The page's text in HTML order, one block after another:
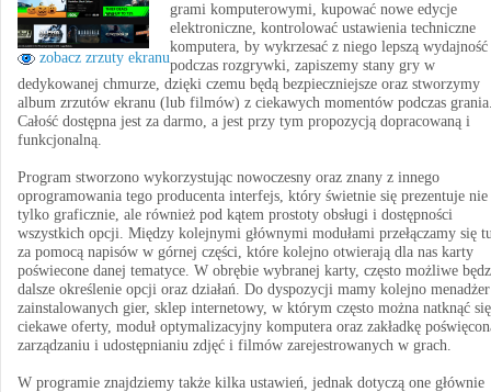
zobacz zrzuty ekranu
grami komputerowymi, kupować nowe edycje
elektroniczne, kontrolować ustawienia techniczne
komputera, by wykrzesać z niego lepszą wydajność
podczas rozgrywki, zapiszemy stany gry w
dedykowanej chmurze, dzięki czemu będą bezpieczniejsze oraz stworzymy
album zrzutów ekranu (lub filmów) z ciekawych momentów podczas
Całość dostępna jest za darmo, a jest przy tym propozycją dopracowaną i
funkcjonalną.
Program stworzono wykorzystując nowoczesny oraz znany z innego
oprogramowania tego producenta interfejs, który świetnie się prezentuje nie
tylko graficznie, ale również pod kątem prostoty obsługi i dostępności
wszystkich opcji. Między kolejnymi głównymi modułami przełączamy się
za pomocą napisów w górnej części, które kolejno otwierają dla nas karty
poświecone danej tematyce. W obrębie wybranej karty, często możliwe
dalsze określenie opcji oraz działań. Do dyspozycji mamy kolejno menadżer
zainstalowanych gier, sklep internetowy, w którym często można natknąć
ciekawe oferty, moduł optymalizacyjny komputera oraz zakładkę
zarządzaniu i udostępnianiu zdjęć i filmów zarejestrowanych w grach.
W programie znajdziemy także kilka ustawień, jednak dotyczą one głównie